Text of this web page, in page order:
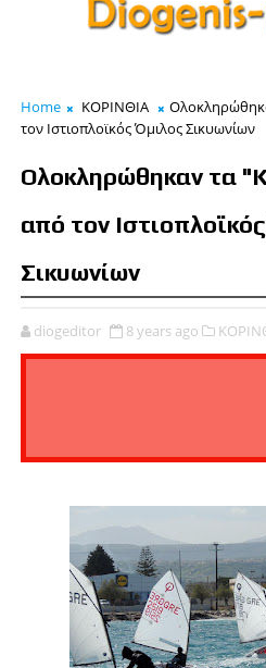
Home ΚΟΡΙΝΘΙΑ
τον Ιστιοπλοϊκός Όμιλος Σικυωνίων
Ολοκληρώθηκαν τα
από τον
Σικυωνίων
diogeditor 8 years ago